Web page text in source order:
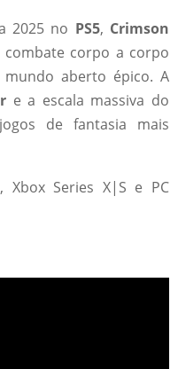
2025 no PS5, Crimson
corpo a corpo
aberto épico. A
e a escala massiva do
de fantasia mais
Xbox Series X|S e PC